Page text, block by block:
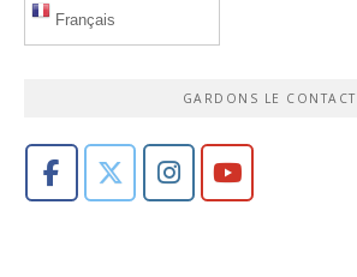
Français
GARDONS LE CONTACT